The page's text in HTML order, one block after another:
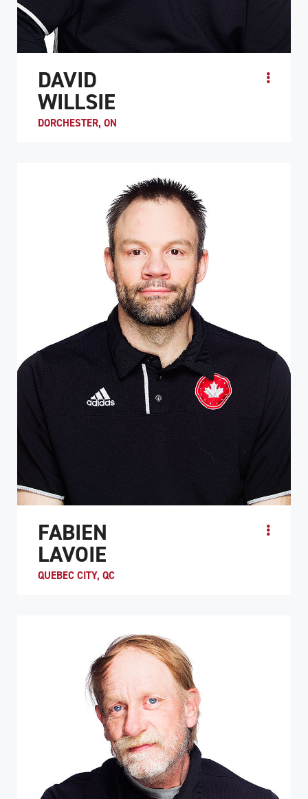
DAVID
WILLSIE
DORCHESTER, ON
expérience en tant que joueur...
PROFIL DE L'ATHLÈTE
FABIEN
LAVOIE
QUEBEC CITY, QC
Fabien «Fab» Lavoie a décidé ...
PROFIL DE L'ATHLÈTE